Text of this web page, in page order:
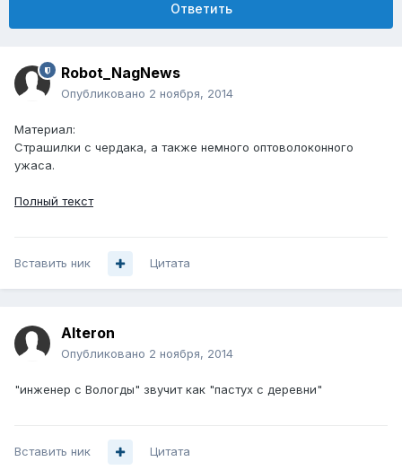
Ответить
Robot_NagNews
Опубликовано 2 ноября, 2014
Материал:
Страшилки с чердака, а также немного оптоволоконного
ужаса.
Полный текст
Вставить ник Цитата
Alteron
Опубликовано 2 ноября, 2014
"инженер с Вологды" звучит как "пастух с деревни"
Вставить ник Цитата